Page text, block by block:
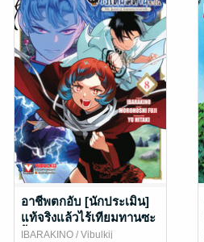
อาชีพตกอับ [นักประเมิน]
แท้จริงแล้วไร้เทียมทานซะ
งั้น ~ได้รับ [เนตรเทวะ] อัน
IBARAKINO / Vibulkij